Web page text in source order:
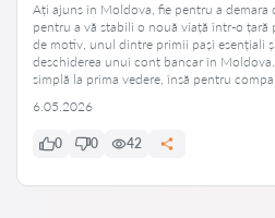
Ați ajuns în Moldova, fie pentru a demara
pentru a vă stabili o nouă viață într-o
de motiv, unul dintre primii pași esențiali
deschiderea unui cont bancar în
simplă la prima vedere, însă pentru
6.05.2026
0 0 42